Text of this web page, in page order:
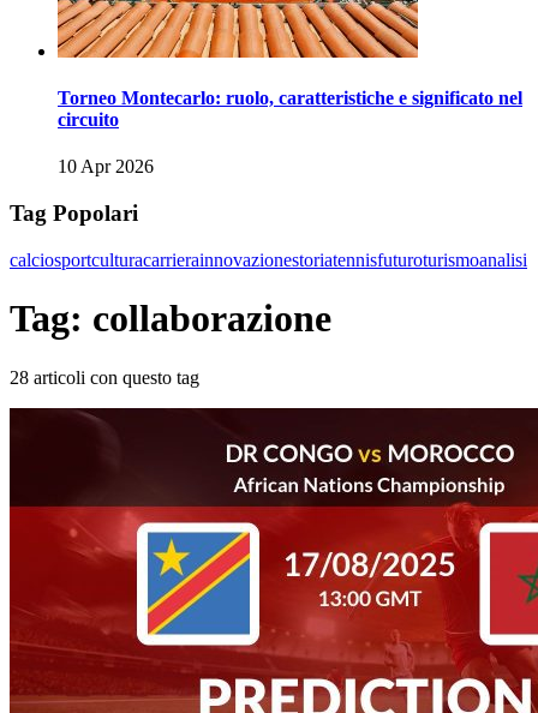
Torneo Montecarlo: ruolo, caratteristiche e significato nel
circuito
10 Apr 2026
Tag Popolari
calciosportculturacarrierainnovazionestoriatennisfuturoturismoanalisi
Tag: collaborazione
28 articoli con questo tag